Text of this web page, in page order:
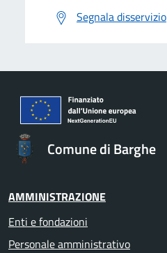
Segnala disservizio
Comune di Barghe
AMMINISTRAZIONE
Enti e fondazioni
Personale amministrativo